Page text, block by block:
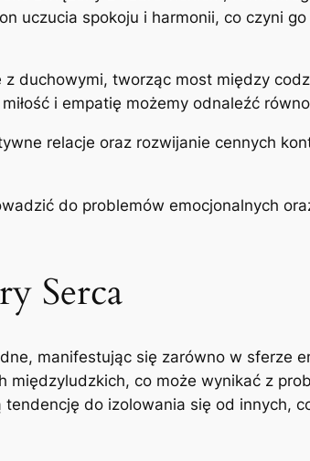
uczucia spokoju i harmonii, co czyni
z duchowymi, tworząc most między
i empatię możemy odnaleźć
relacje oraz rozwijanie cennych
do problemów emocjonalnych
Serca
manifestując się zarówno w sferze
co może wynikać z
do izolowania się od innych,